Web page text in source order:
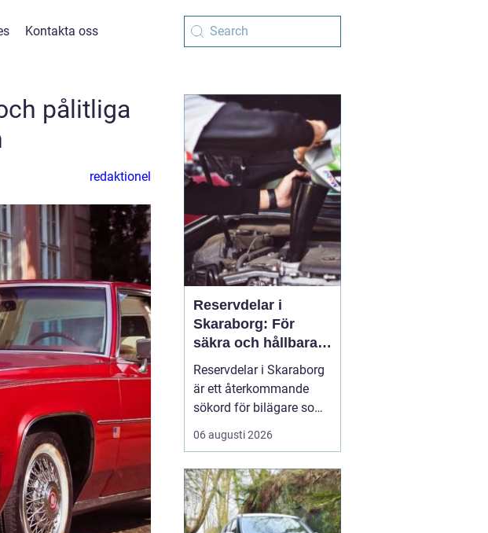
Kontakta oss
pålitliga
redaktionel
Reservdelar i
Skaraborg: För
säkra och hållbara
bilar
Reservdelar i Skaraborg
är ett återkommande
sökord för bilägare som
vill hålla bilen i gott
skick utan att betala
regionen vänder sig till
lokala specialister som
bvs.nu när...
06 augusti 2026